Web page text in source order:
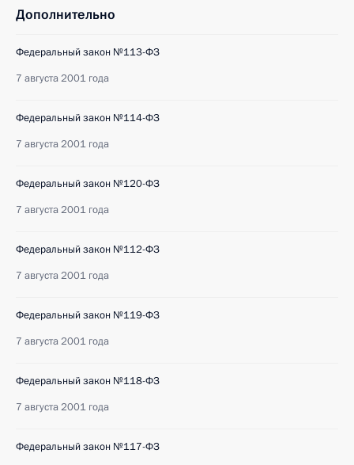
Дополнительно
Федеральный закон №113-ФЗ
7 августа 2001 года
Федеральный закон №114-ФЗ
7 августа 2001 года
Федеральный закон №120-ФЗ
7 августа 2001 года
Федеральный закон №112-ФЗ
7 августа 2001 года
Федеральный закон №119-ФЗ
7 августа 2001 года
Федеральный закон №118-ФЗ
7 августа 2001 года
Федеральный закон №117-ФЗ